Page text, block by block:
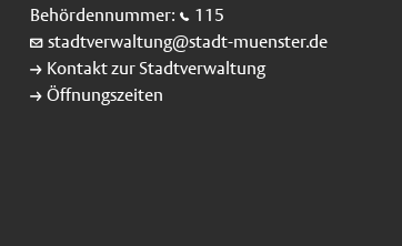
Behördennummer:
115
stadtverwaltung@stadt-muenster.de
Kontakt zur Stadtverwaltung
Öffnungszeiten